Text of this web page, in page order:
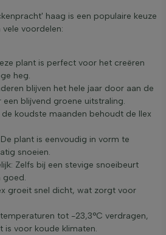
haag is een populaire keuze
voordelen:
plant is perfect voor het creëren
heg.
blijven het hele jaar door aan de
blijvend groene uitstraling.
koudste maanden behoudt de Ilex
plant is eenvoudig in vorm te
snoeien.
Zelfs bij een stevige snoeibeurt
goed.
groeit snel dicht, wat zorgt voor
tot -23,3°C verdragen,
is voor koude klimaten.